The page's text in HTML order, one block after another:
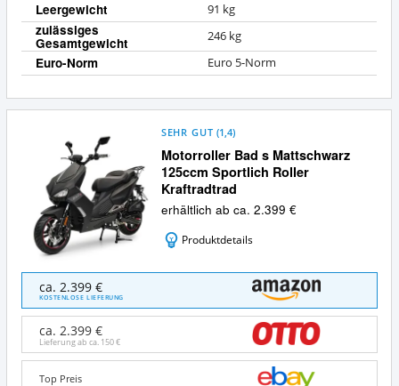
Leergewicht
91 kg
zulässiges
Gesamtgewicht 246 kg
Euro-Norm Euro 5-Norm
Motorroller Bad s Mattschwarz
125ccm Sportlich Roller
Kraftradtrad
SEHR GUT (1,4)
erhältlich ab ca. 2.399 €
Produktdetails
Motorroller
Bad
s
Mattschwarz
125ccm
Sportlich
Roller
ca. 2.399 €
KOSTENLOSE LIEFERUNG
ca. 2.399 €
Lieferung ab ca. 150 €
Top Preis